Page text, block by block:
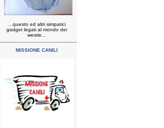
...questo ed altri simpatici
gadget legati al mondo dei
westie...
MISSIONE CANILI